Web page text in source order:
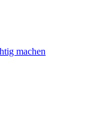
machen